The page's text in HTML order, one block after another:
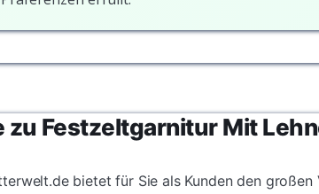
zu Festzeltgarnitur Mit
bietet für Sie als Kunden den großen